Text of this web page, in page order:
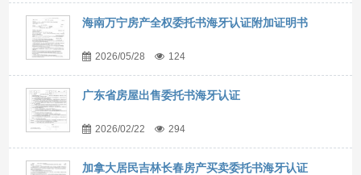
海南万宁房产全权委托书海牙认证附加证明书
2026/05/28 124
广东省房屋出售委托书海牙认证
2026/02/22 294
加拿大居民吉林长春房产买卖委托书海牙认证